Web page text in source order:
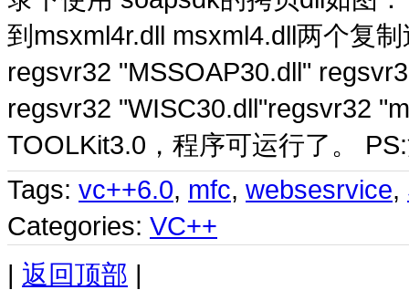
到msxml4r.dll msxml4.dll两个复
regsvr32 "MSSOAP30.dll"
regsvr32 "WISC30.dll"regsvr32
TOOLKit3.0，程序可运行了。
Tags: vc++6.0, mfc, websesrvice,
Categories: VC++
| 返回顶部 |